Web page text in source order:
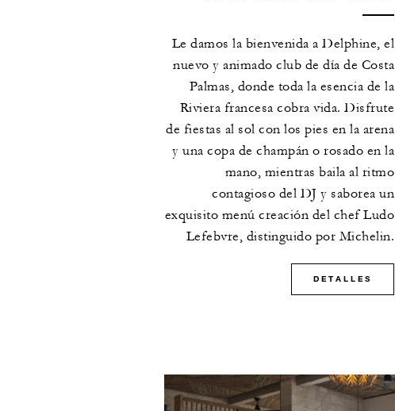
Le damos la bienvenida a Delphine, el
nuevo y animado club de día de Costa
Palmas, donde toda la esencia de la
Riviera francesa cobra vida. Disfrute
de fiestas al sol con los pies en la arena
y una copa de champán o rosado en la
mano, mientras baila al ritmo
contagioso del DJ y saborea un
exquisito menú creación del chef Ludo
Lefebvre, distinguido por Michelin.
DETALLES